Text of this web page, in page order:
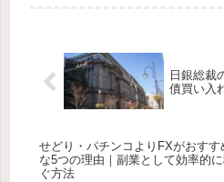
日銀総裁
債買い入
せどり・パチンコよりFXがおすす
な5つの理由｜副業として効率的
ぐ方法